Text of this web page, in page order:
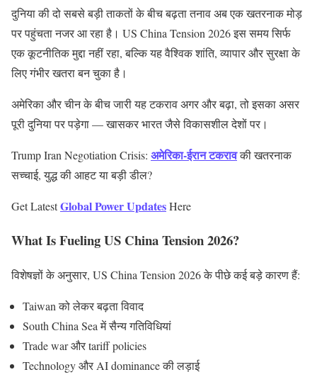
दुनिया की दो सबसे बड़ी ताकतों के बीच बढ़ता तनाव अब एक खतरनाक मोड़
पर पहुंचता नजर आ रहा है। US China Tension 2026 इस समय सिर्फ
एक कूटनीतिक मुद्दा नहीं रहा, बल्कि यह वैश्विक शांति, व्यापार और सुरक्षा के
लिए गंभीर खतरा बन चुका है।
अमेरिका और चीन के बीच जारी यह टकराव अगर और बढ़ा, तो इसका असर
पूरी दुनिया पर पड़ेगा — खासकर भारत जैसे विकासशील देशों पर।
Trump Iran Negotiation Crisis: अमेरिका-ईरान टकरावकी खतरनाक
सच्चाई, युद्ध की आहट या बड़ी डील?
Get LatestGlobal Power UpdatesHere
What Is Fueling US China Tension 2026?
विशेषज्ञों के अनुसार, US China Tension 2026 के पीछे कई बड़े कारण हैं:
Taiwan को लेकर बढ़ता विवाद
South China Sea में सैन्य गतिविधियां
Trade war और tariff policies
Technology और AI dominance की लड़ाई